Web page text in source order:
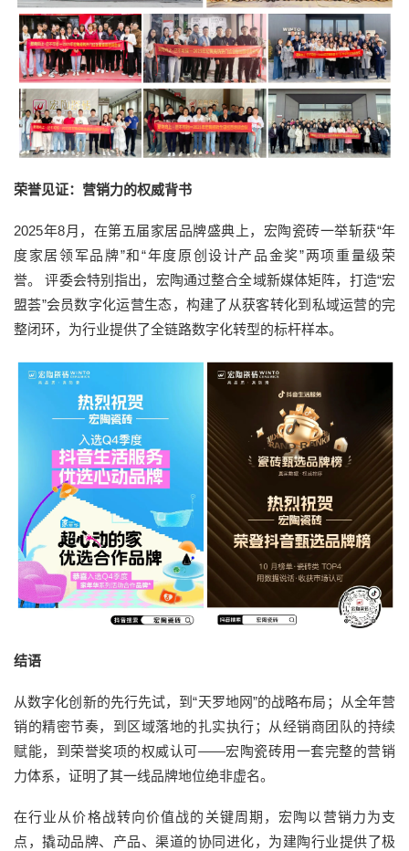
荣誉见证：营销力的权威背书
2025年8月，在第五届家居品牌盛典上，宏陶瓷砖一举斩获“年
度家居领军品牌”和“年度原创设计产品金奖”两项重量级荣
誉。 评委会特别指出，宏陶通过整合全域新媒体矩阵，打造“宏
盟荟”会员数字化运营生态，构建了从获客转化到私域运营的完
整闭环，为行业提供了全链路数字化转型的标杆样本。
结语
从数字化创新的先行先试，到“天罗地网”的战略布局；从全年营
销的精密节奏，到区域落地的扎实执行；从经销商团队的持续
赋能，到荣誉奖项的权威认可——宏陶瓷砖用一套完整的营销
力体系，证明了其一线品牌地位绝非虚名。
在行业从价格战转向价值战的关键周期，宏陶以营销力为支
点，撬动品牌、产品、渠道的协同进化，为建陶行业提供了极